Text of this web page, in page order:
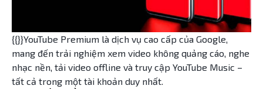
{{}}YouTube Premium là dịch vụ cao cấp của Google,
mang đến trải nghiệm xem video không quảng cáo, nghe
nhạc nền, tải video offline và truy cập YouTube Music –
tất cả trong một tài khoản duy nhất.